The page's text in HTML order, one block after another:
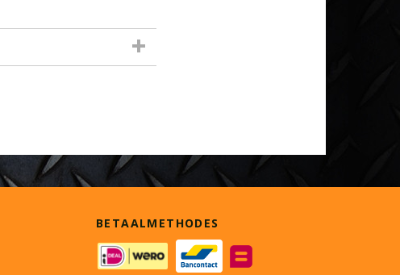
BETAALMETHODES